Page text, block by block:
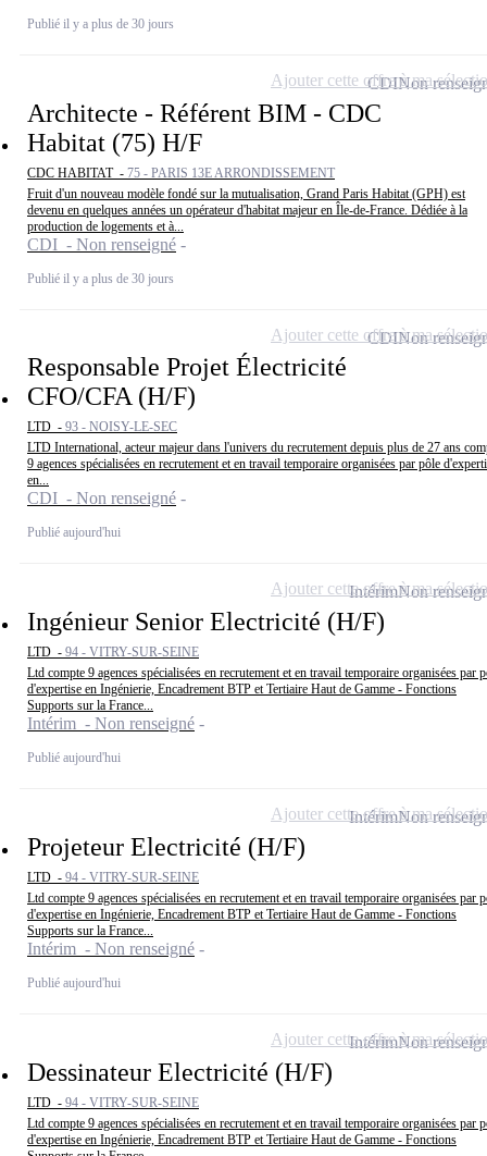
Publié il y a plus de 30 jours
Architecte - Référent BIM - CDC
Habitat (75) H/F
CDC HABITAT - 75 - PARIS 13E ARRONDISSEMENT
Fruit d'un nouveau modèle fondé sur la mutualisation, Grand Paris Habitat (GPH) est
devenu en quelques années un opérateur d'habitat majeur en Île-de-France. Dédiée à la
production de logements et à...
CDI - Non renseigné
Publié il y a plus de 30 jours
CDINon
Ajouter cette offre à ma
Responsable Projet Électricité
CFO/CFA (H/F)
LTD - 93 - NOISY-LE-SEC
LTD International, acteur majeur dans l'univers du recrutement depuis plus de 27 ans
9 agences spécialisées en recrutement et en travail temporaire organisées par pôle
en...
CDI - Non renseigné
Publié aujourd'hui
CDINon
Ajouter cette offre à ma
Ingénieur Senior Electricité (H/F)
LTD - 94 - VITRY-SUR-SEINE
Ltd compte 9 agences spécialisées en recrutement et en travail temporaire organisées par
d'expertise en Ingénierie, Encadrement BTP et Tertiaire Haut de Gamme - Fonctions
Supports sur la France...
Intérim - Non renseigné
Publié aujourd'hui
IntérimNon
Ajouter cette offre à ma
Projeteur Electricité (H/F)
LTD - 94 - VITRY-SUR-SEINE
Ltd compte 9 agences spécialisées en recrutement et en travail temporaire organisées par
d'expertise en Ingénierie, Encadrement BTP et Tertiaire Haut de Gamme - Fonctions
Supports sur la France...
Intérim - Non renseigné
Publié aujourd'hui
IntérimNon
Ajouter cette offre à ma
Dessinateur Electricité (H/F)
LTD - 94 - VITRY-SUR-SEINE
Ltd compte 9 agences spécialisées en recrutement et en travail temporaire organisées par
d'expertise en Ingénierie, Encadrement BTP et Tertiaire Haut de Gamme - Fonctions
IntérimNon
Ajouter cette offre à ma